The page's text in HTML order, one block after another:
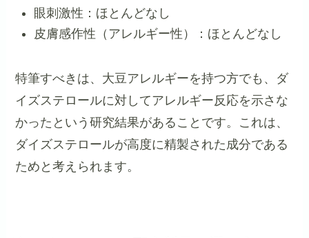
眼刺激性：ほとんどなし
皮膚感作性（アレルギー性）：ほとんどなし
特筆すべきは、大豆アレルギーを持つ方でも、ダ
イズステロールに対してアレルギー反応を示さな
かったという研究結果があることです。これは、
ダイズステロールが高度に精製された成分である
ためと考えられます。